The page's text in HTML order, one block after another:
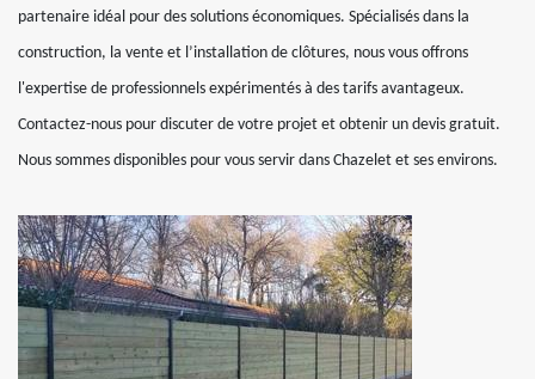
partenaire idéal pour des solutions économiques. Spécialisés dans la
construction, la vente et l’installation de clôtures, nous vous offrons
l'expertise de professionnels expérimentés à des tarifs avantageux.
Contactez-nous pour discuter de votre projet et obtenir un devis gratuit.
Nous sommes disponibles pour vous servir dans Chazelet et ses environs.